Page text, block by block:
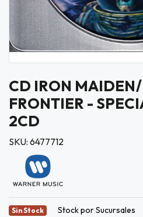
CD IRON
FRONTIER -
2CD
SKU: 6477712
Sin Stock Stock por Sucursales